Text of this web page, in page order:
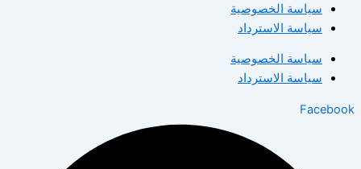
سياسة الخصوصية
سياسة الاسترداد
سياسة الخصوصية
سياسة الاسترداد
Facebook